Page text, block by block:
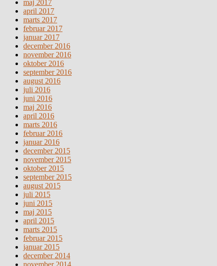
maj 2017
april 2017
marts 2017
februar 2017
januar 2017
december 2016
november 2016
oktober 2016
september 2016
august 2016
juli 2016
juni 2016
maj 2016
april 2016
marts 2016
februar 2016
januar 2016
december 2015
november 2015
oktober 2015
september 2015
august 2015
juli 2015
juni 2015
maj 2015
april 2015
marts 2015
februar 2015
januar 2015
december 2014
november 2014